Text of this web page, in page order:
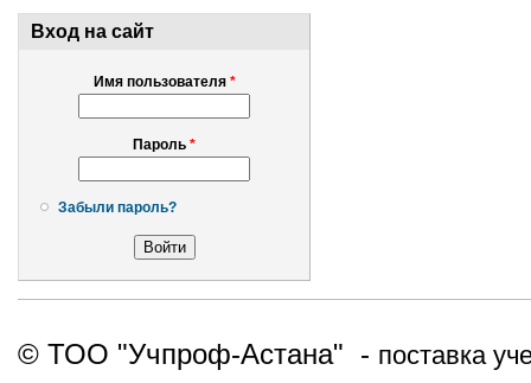
Вход на сайт
Имя пользователя *
Пароль *
Забыли пароль?
© ТОО "Учпроф-Астана" - поставка